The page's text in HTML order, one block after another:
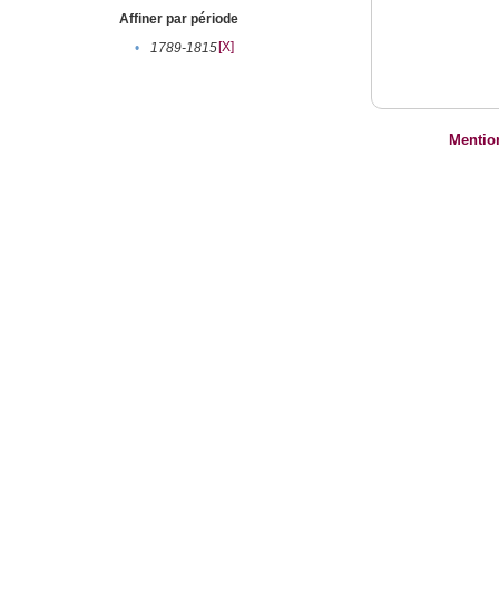
Affiner par période
•
1789-1815[X]